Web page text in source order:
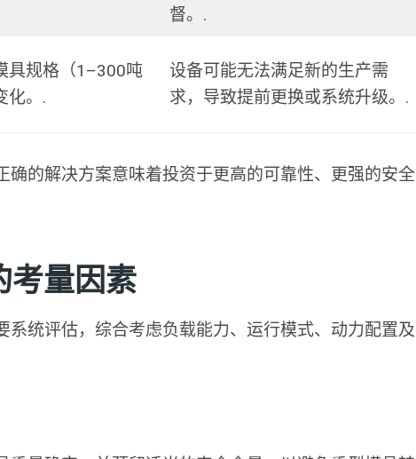
督。.
具规格（1–300吨
化。.
设备可能无法满足新的生产需
求，导致提前更换或系统升级。.
的解决方案意味着投资于更高的可靠性、更强的安全
考量因素
统评估，综合考虑负载能力、运行模式、动力配置及